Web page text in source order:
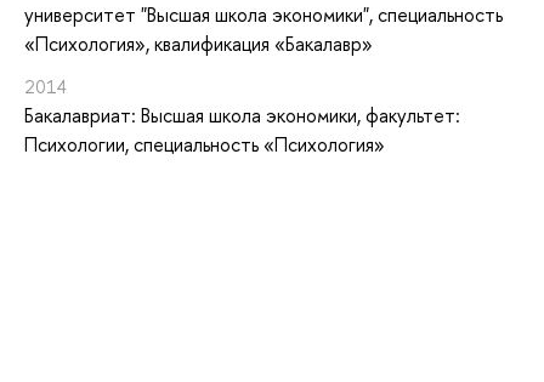
университет "Высшая школа экономики", специальность
«Психология», квалификация «Бакалавр»
2014
Бакалавриат: Высшая школа экономики, факультет:
Психологии, специальность «Психология»